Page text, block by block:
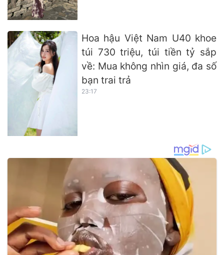
Hoa hậu Việt Nam U40 khoe
túi 730 triệu, túi tiền tỷ sắp
về: Mua không nhìn giá, đa số
bạn trai trả
23:17